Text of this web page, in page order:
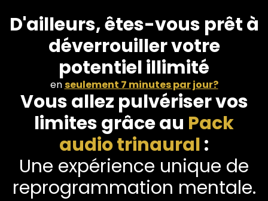
D'ailleurs, êtes-vous prêt à
déverrouiller votre
potentiel illimité
enseulement 7 minutes par jour?
Vous allez pulvériser vos
limites grâce au Pack
audio trinaural:
Une expérience unique de
reprogrammation mentale.